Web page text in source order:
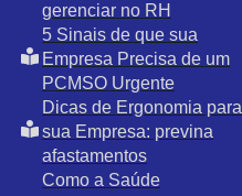
gerenciar no RH
5 Sinais de que sua
Empresa Precisa de um
PCMSO Urgente
Dicas de Ergonomia para
sua Empresa: previna
afastamentos
Como a Saúde